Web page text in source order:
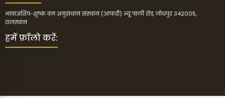
भावाअशिप-शुष्क वन अनुसंधान संस्थान (आफरी) न्यू पाली रोड, जोधपुर 342005,
राजस्थान
हमें फ़ॉलो करें: